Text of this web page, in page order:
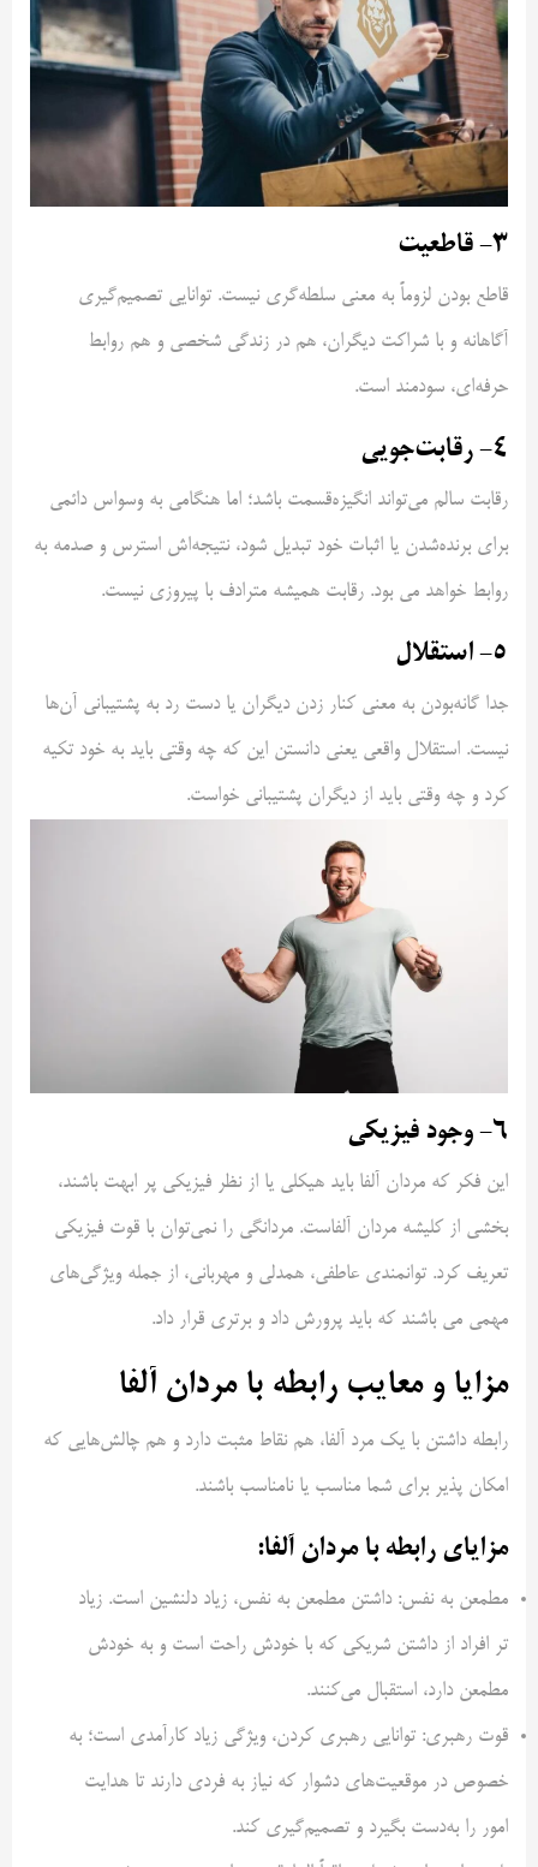
۳- قاطعیت
قاطع‌ بودن لزوماً به معنی سلطه‌گری نیست. توانایی تصمیم‌گیری
آگاهانه و با شراکت دیگران، هم در زندگی شخصی و هم روابط
حرفه‌ای، سودمند است.
۴- رقابت‌جویی
رقابت سالم می‌تواند انگیزه‌قسمت باشد؛ اما هنگامی به وسواس دائمی
برای برنده‌شدن یا اثبات خود تبدیل شود، نتیجه‌اش استرس و صدمه به
روابط خواهد می بود. رقابت همیشه مترادف با پیروزی نیست.
۵- استقلال
جدا گانه‌بودن به معنی کنار زدن دیگران یا دست رد به پشتیبانی آن‌ها
نیست. استقلال واقعی یعنی دانستن این که چه وقتی باید به خود تکیه
کرد و چه وقتی باید از دیگران پشتیبانی خواست.
۶- وجود فیزیکی
این فکر که مردان آلفا باید هیکلی یا از نظر فیزیکی پر ابهت باشند،
بخشی از کلیشه مردان آلفاست. مردانگی را نمی‌توان با قوت فیزیکی
تعریف کرد. توانمندی عاطفی، همدلی و مهربانی، از جمله ویژگی‌های
مهمی می باشند که باید پرورش داد و برتری قرار داد.
مزایا و معایب رابطه با مردان آلفا
رابطه داشتن با یک مرد آلفا، هم نقاط مثبت دارد و هم چالش‌هایی که
امکان پذیر برای شما مناسب یا نامناسب باشند.
مزایای رابطه با مردان آلفا:
مطمعن به نفس: داشتن مطمعن به نفس، زیاد دلنشین است. زیاد
تر افراد از داشتن شریکی که با خودش راحت است و به خودش
مطمعن دارد، استقبال می‌کنند.
قوت رهبری: توانایی رهبری کردن، ویژگی زیاد کارآمدی است؛ به
خصوص در موقعیت‌های دشوار که نیاز به فردی دارند تا هدایت
امور را به‌دست بگیرد و تصمیم‌گیری کند.